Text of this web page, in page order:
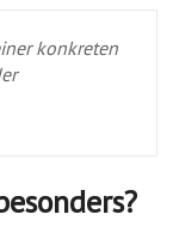
konkreten